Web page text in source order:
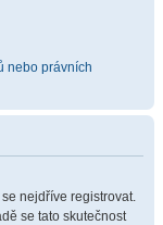
nebo právních
nejdříve registrovat.
se tato skutečnost